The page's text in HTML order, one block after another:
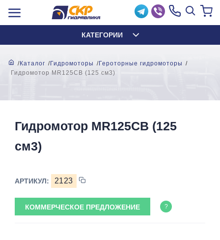
КАТЕГОРИИ
Каталог Гидромоторы
Героторные гидромоторы
Гидромотор MR125CB (125 см3)
Гидромотор MR125CB (125
см3)
АРТИКУЛ: 2123
КОММЕРЧЕСКОЕ ПРЕДЛОЖЕНИЕ ?